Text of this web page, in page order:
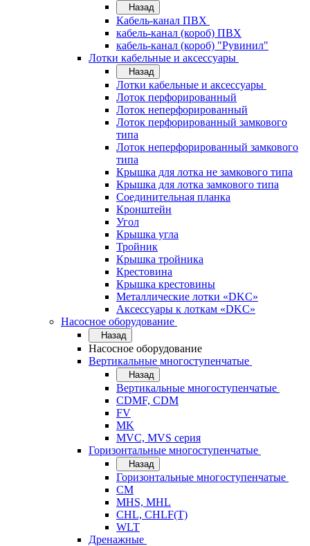
Назад
Кабель-канал ПВХ
кабель-канал (короб) ПВХ
кабель-канал (короб) "Рувинил"
Лотки кабельные и аксессуары
Назад
Лотки кабельные и аксессуары
Лоток перфорированный
Лоток неперфорированный
Лоток перфорированный замкового
типа
Лоток неперфорированный замкового
типа
Крышка для лотка не замкового типа
Крышка для лотка замкового типа
Соединительная планка
Кронштейн
Угол
Крышка угла
Тройник
Крышка тройника
Крестовина
Крышка крестовины
Металлические лотки «DKC»
Аксессуары к лоткам «DKC»
Насосное оборудование
Назад
Насосное оборудование
Вертикальные многоступенчатые
Назад
Вертикальные многоступенчатые
CDMF, CDM
FV
MK
MVC, MVS серия
Горизонтальные многоступенчатые
Назад
Горизонтальные многоступенчатые
CM
MHS, MHL
CHL, CHLF(T)
WLT
Дренажные